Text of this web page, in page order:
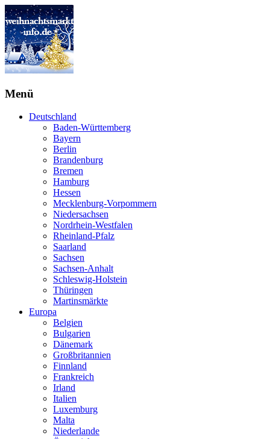
Menü
Deutschland
Baden-Württemberg
Bayern
Berlin
Brandenburg
Bremen
Hamburg
Hessen
Mecklenburg-Vorpommern
Niedersachsen
Nordrhein-Westfalen
Rheinland-Pfalz
Saarland
Sachsen
Sachsen-Anhalt
Schleswig-Holstein
Thüringen
Martinsmärkte
Europa
Belgien
Bulgarien
Dänemark
Großbritannien
Finnland
Frankreich
Irland
Italien
Luxemburg
Malta
Niederlande